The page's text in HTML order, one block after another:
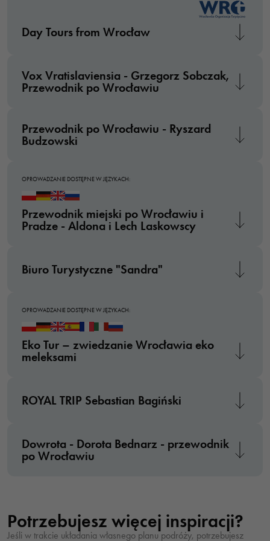
Day Tours from Wrocław
Vox Vratislaviensia - Grzegorz Sobczak,
Przewodnik po Wrocławiu
Przewodnik po Wrocławiu - Ryszard
Budzowski
OPROWADZANIE DOSTĘPNE W JĘZYKACH:
Przewodnik miejski po Wrocławiu i
Pradze - Aldona i Lech Laskowscy
Biuro Turystyczne "Sandra"
OPROWADZANIE DOSTĘPNE W JĘZYKACH:
Eko Tur – zwiedzanie Wrocławia eko
meleksami
ROYAL TRIP Sebastian Bagiński
Dowrota - Dorota Bednarz - przewodnik
po Wrocławiu
Potrzebujesz więcej inspiracji?
Jeśli w trakcie układania własnego planu podróży, potrzebujesz
Doświadczenie
Aby nasza strona
najlepiej podczas
funkcje znikną ze
strony
internetowej.
Marketing
zachowania
podczas
szansę na
zobaczenie